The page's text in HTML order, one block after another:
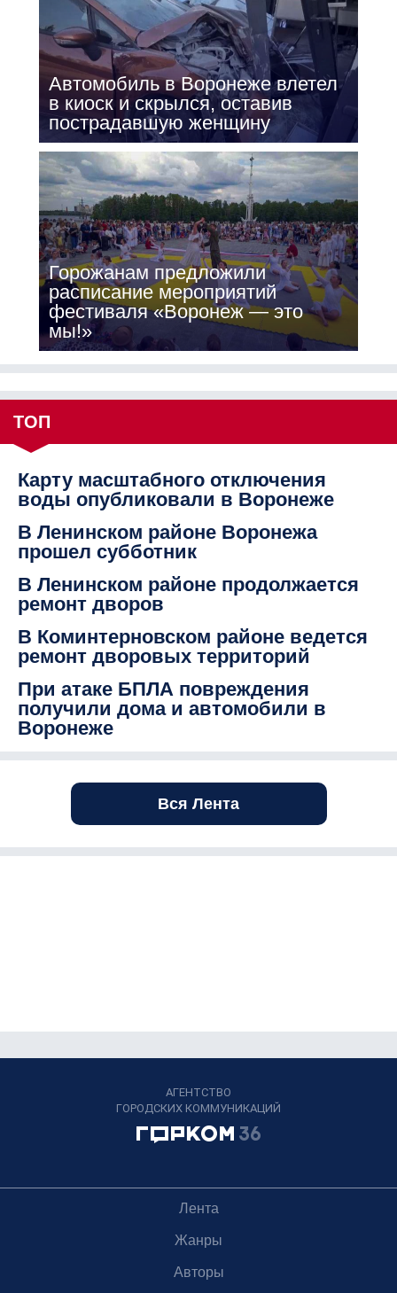
Автомобиль в Воронеже влетел
в киоск и скрылся, оставив
пострадавшую женщину
Горожанам предложили
расписание мероприятий
фестиваля «Воронеж — это
мы!»
ТОП
Карту масштабного отключения
воды опубликовали в Воронеже
В Ленинском районе Воронежа
прошел субботник
В Ленинском районе продолжается
ремонт дворов
В Коминтерновском районе ведется
ремонт дворовых территорий
При атаке БПЛА повреждения
получили дома и автомобили в
Воронеже
Вся Лента
АГЕНТСТВО
ГОРОДСКИХ КОММУНИКАЦИЙ
Лента
Жанры
Авторы